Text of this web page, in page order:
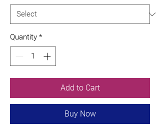
Quantity *
Add to Cart
Buy Now